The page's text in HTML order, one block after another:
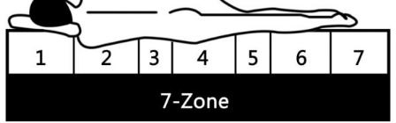
можете да върнете матрака, ако опаковката на
матрака е отворена или свалена.
Цвят на дневното легло: Сиво
Материал: Масивна борова дървесина, PU